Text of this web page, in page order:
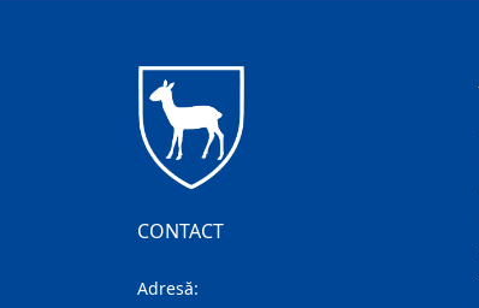
CONTACT
Adresă: